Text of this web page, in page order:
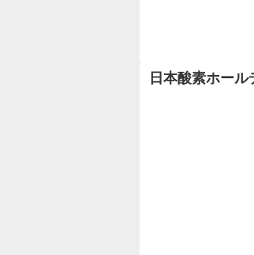
日本酸素ホー